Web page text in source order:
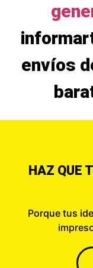
envíos
HAZ QUE
Porque tus